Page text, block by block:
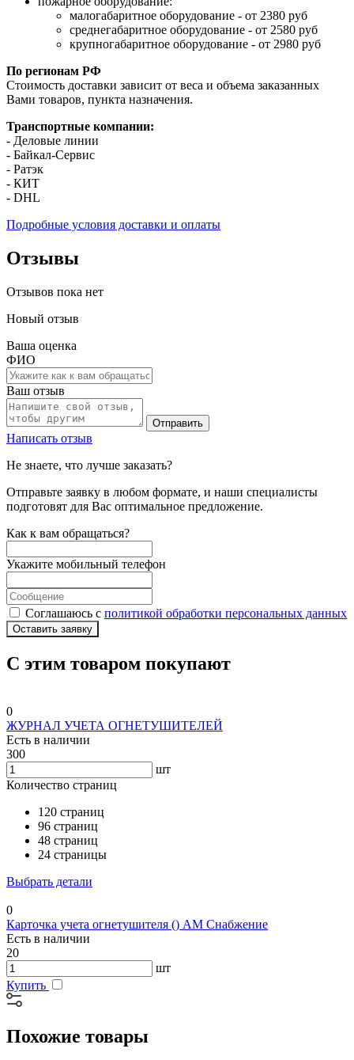
малогабаритное оборудование - от 2380 руб
среднегабаритное оборудование - от 2580 руб
крупногабаритное оборудование - от 2980 руб
По регионам РФ
Стоимость доставки зависит от веса и объема заказанных
Вами товаров, пункта назначения.
Транспортные компании:
- Деловые линии
- Байкал-Сервис
- Ратэк
- КИТ
- DHL
Подробные условия доставки и оплаты
Отзывы
Отзывов пока нет
Новый отзыв
Ваша оценка
ФИО
Ваш отзыв
Отправить
Написать отзыв
Не знаете, что лучше заказать?
Отправьте заявку в любом формате, и наши специалисты
подготовят для Вас оптимальное предложение.
Как к вам обращаться?
Укажите мобильный телефон
Соглашаюсь с политикой обработки персональных данных
Оставить заявку
С этим товаром покупают
0
ЖУРНАЛ УЧЕТА ОГНЕТУШИТЕЛЕЙ
Есть в наличии
300
шт
Количество страниц
120 страниц
96 страниц
48 страниц
24 страницы
Выбрать детали
0
Карточка учета огнетушителя () АМ Снабжение
Есть в наличии
20
шт
Купить
Похожие товары